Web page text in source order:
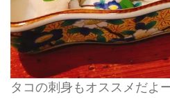
タコの刺身もオススメだよ